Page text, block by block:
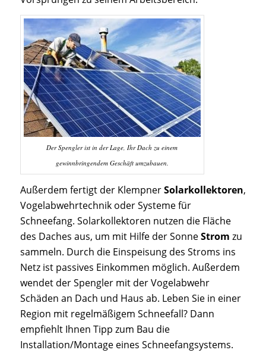
Der Spengler ist in der Lage, Ihr Dach zu einem
gewinnbringendem Geschäft umzubauen.
Außerdem fertigt der KlempnerSolarkollektoren,
Vogelabwehrtechnik oder Systeme für
Schneefang. Solarkollektoren nutzen die Fläche
des Daches aus, um mit Hilfe der SonneStrom zu
sammeln. Durch die Einspeisung des Stroms ins
Netz ist passives Einkommen möglich. Außerdem
wendet der Spengler mit der Vogelabwehr
Schäden an Dach und Haus ab. Leben Sie in einer
Region mit regelmäßigem Schneefall? Dann
empfiehlt Ihnen Tipp zum Bau die
Installation/Montage eines Schneefangsystems.